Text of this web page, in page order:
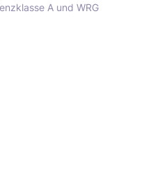
A und WRG